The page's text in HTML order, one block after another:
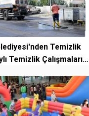
Temizlik
Temizlik Çalışmaları